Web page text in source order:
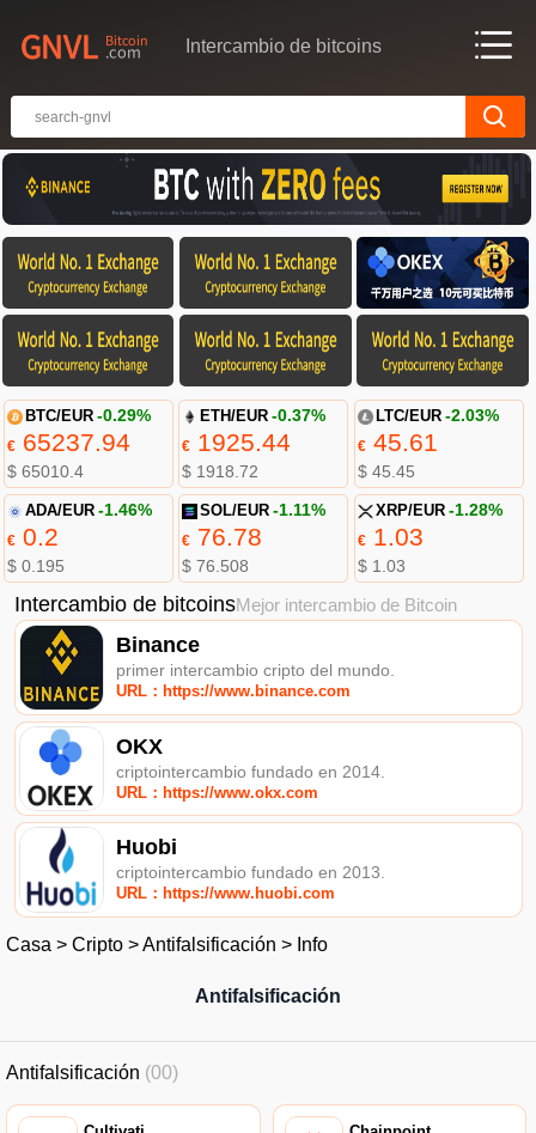
Intercambio de bitcoins
BTC/EUR -0.29%
€65237.94
$ 65010.4
ETH/EUR -0.37%
€ 1925.44
$ 1918.72
LTC/EUR -2.03%
€45.61
$ 45.45
ADA/EUR -1.46%
€0.2
$ 0.195
SOL/EUR -1.11%
€ 76.78
$ 76.508
XRP/EUR -1.28%
€1.03
$ 1.03
Intercambio de bitcoinsMejor intercambio de Bitcoin
Binance
primer intercambio cripto del mundo.
URL：https://www.binance.com
OKX
criptointercambio fundado en 2014.
URL：https://www.okx.com
Huobi
criptointercambio fundado en 2013.
URL：https://www.huobi.com
Casa > Cripto >Antifalsificación > Info
Antifalsificación
Antifalsificación (00)